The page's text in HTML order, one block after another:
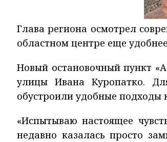
Глава региона осмотрел
областном центре еще
Новый остановочный пункт
улицы Ивана Куропатко.
обустроили удобные подходы
«Испытываю настоящее
недавно казалась просто